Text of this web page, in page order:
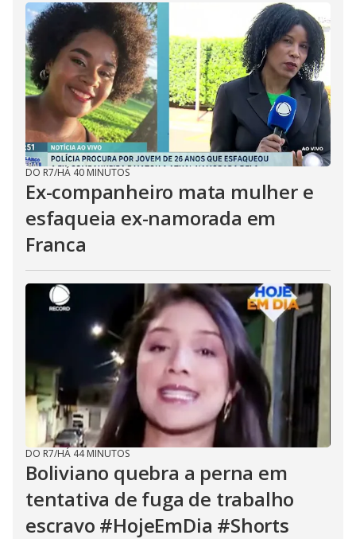
DO R7/HÁ 40 MINUTOS
Ex-companheiro mata mulher e
esfaqueia ex-namorada em
Franca
DO R7/HÁ 44 MINUTOS
Boliviano quebra a perna em
tentativa de fuga de trabalho
escravo #HojeEmDia #Shorts